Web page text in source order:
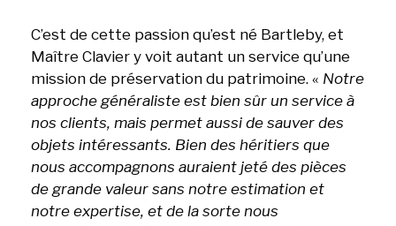
C’est de cette passion qu’est né Bartleby, et
Maître Clavier y voit autant un service qu’une
mission de préservation du patrimoine. « Notre
approche généraliste est bien sûr un service à
nos clients, mais permet aussi de sauver des
objets intéressants. Bien des héritiers que
nous accompagnons auraient jeté des pièces
de grande valeur sans notre estimation et
notre expertise, et de la sorte nous